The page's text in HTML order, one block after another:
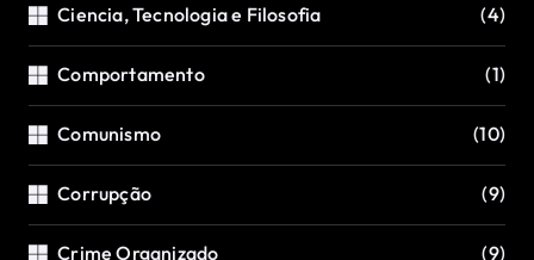
Ciencia, Tecnologia e Filosofia (4)
Comportamento (1)
Comunismo (10)
Corrupção (9)
Crime Organizado (9)